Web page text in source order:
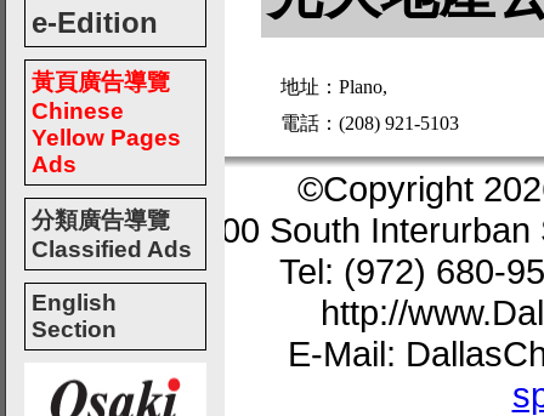
e-Edition
黃頁廣告導覽
Chinese
Yellow Pages
Ads
分類廣告導覽
Classified Ads
English
Section
地址：Plano,
電話：(208) 921-5103
©Copyright
200 South
Tel: (972) 680-
http://
E-Mail: